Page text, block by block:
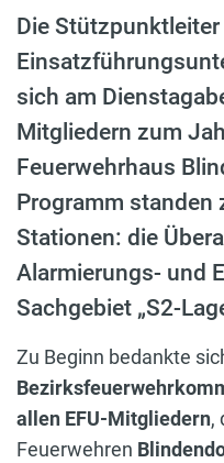
Die Stützpunktleiter
sich am
Mitgliedern zum
Feuerwehrhaus
Programm standen
Stationen: die
Alarmierungs- und
Sachgebiet „S2-
Zu Beginn bedankte
allen EFU-Mitgliedern,
Feuerwehren